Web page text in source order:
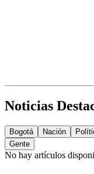
Noticias
Bogotá Nación
Gente
No hay artículos